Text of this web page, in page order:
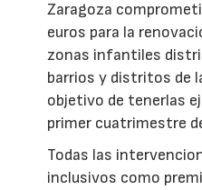
Zaragoza
euros para la
zonas infantiles
barrios y distritos de
objetivo de tenerlas
primer cuatrimestre
Todas las
inclusivos como